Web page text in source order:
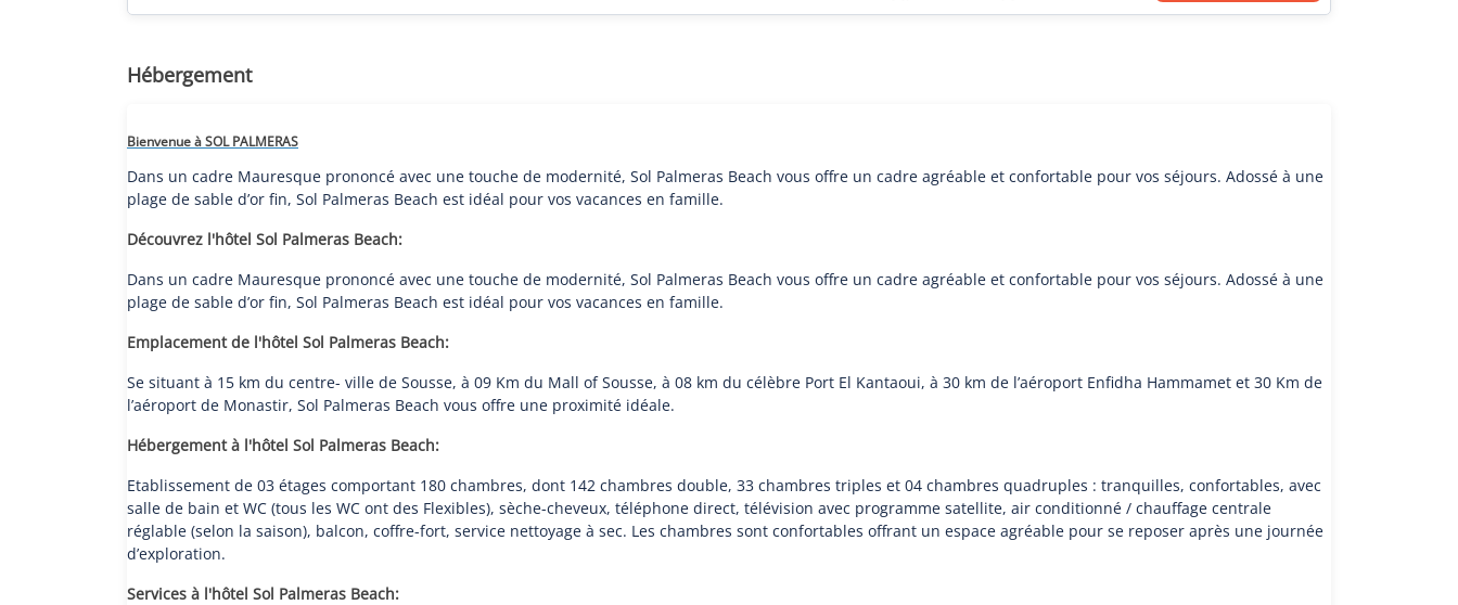
Hébergement
Bienvenue à SOL PALMERAS
Dans un cadre Mauresque prononcé avec une touche de modernité, Sol Palmeras Beach vous offre un cadre agréable et confortable pour vos séjours. Adossé à une
plage de sable d’or fin, Sol Palmeras Beach est idéal pour vos vacances en famille.
Découvrez l'hôtel Sol Palmeras Beach:
Dans un cadre Mauresque prononcé avec une touche de modernité, Sol Palmeras Beach vous offre un cadre agréable et confortable pour vos séjours. Adossé à une
plage de sable d’or fin, Sol Palmeras Beach est idéal pour vos vacances en famille.
Emplacement de l'hôtel Sol Palmeras Beach:
Se situant à 15 km du centre- ville de Sousse, à 09 Km du Mall of Sousse, à 08 km du célèbre Port El Kantaoui, à 30 km de l’aéroport Enfidha Hammamet et 30 Km de
l’aéroport de Monastir, Sol Palmeras Beach vous offre une proximité idéale.
Hébergement à l'hôtel Sol Palmeras Beach:
Etablissement de 03 étages comportant 180 chambres, dont 142 chambres double, 33 chambres triples et 04 chambres quadruples : tranquilles, confortables, avec
salle de bain et WC (tous les WC ont des Flexibles), sèche-cheveux, téléphone direct, télévision avec programme satellite, air conditionné / chauffage centrale
réglable (selon la saison), balcon, coffre-fort, service nettoyage à sec. Les chambres sont confortables offrant un espace agréable pour se reposer après une journée
d’exploration.
Services à l'hôtel Sol Palmeras Beach: